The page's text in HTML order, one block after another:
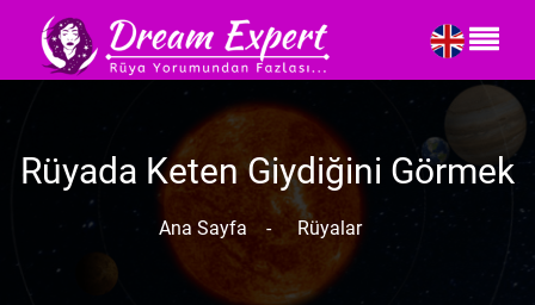
Rüyada Keten Giydiğini Görmek
Ana Sayfa - Rüyalar